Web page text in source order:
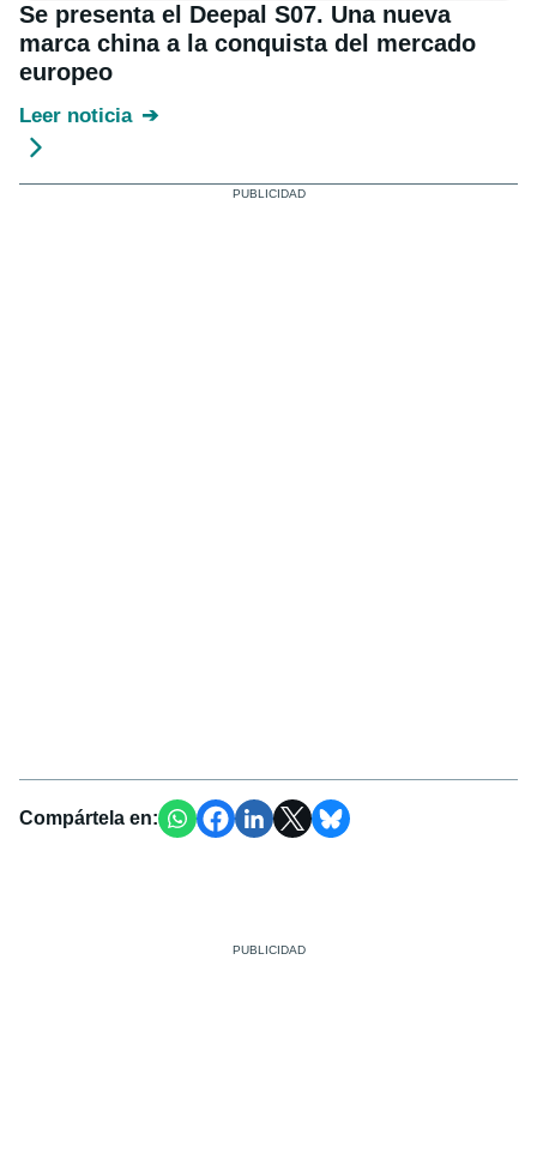
Se presenta el Deepal S07. Una nueva
marca china a la conquista del mercado
europeo
Leer noticia
Compártela en: